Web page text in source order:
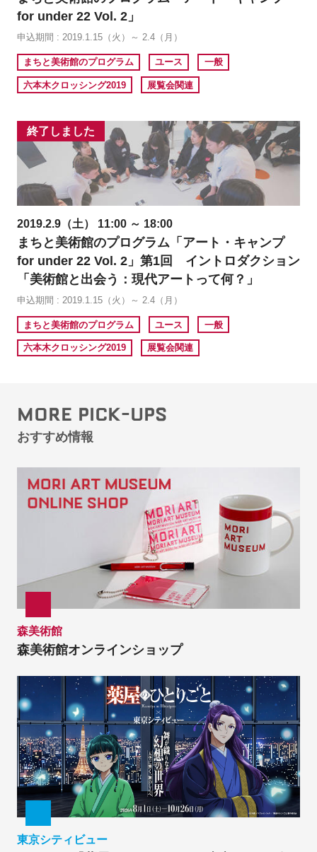
for under 22 Vol. 2」
申込期間 : 2019.1.15（火）～ 2.4（月）
まちと美術館のプログラム ユース 一般
六本木クロッシング2019 展覧会関連
終了しました
2019.2.9（土） 11:00 ～ 18:00
まちと美術館のプログラム「アート・キャンプ
for under 22 Vol. 2」第1回 イントロダクション
「美術館と出会う：現代アートって何？」
申込期間 : 2019.1.15（火）～ 2.4（月）
まちと美術館のプログラム ユース 一般
六本木クロッシング2019 展覧会関連
MORE PICK-UPS
おすすめ情報
森美術館
森美術館オンラインショップ
東京シティビュー